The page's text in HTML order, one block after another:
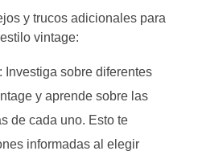
y trucos adicionales para
vintage:
: Investiga sobre diferentes
y aprende sobre las
de cada uno. Esto te
informadas al elegir